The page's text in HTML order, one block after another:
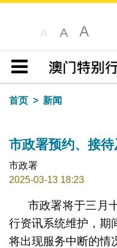
A A A
目录
首页
新闻
市政署预约、接
市政署
2025-03-13 18:23
市政署将于三月
行资讯系统维护，期
将出现服务中断的情